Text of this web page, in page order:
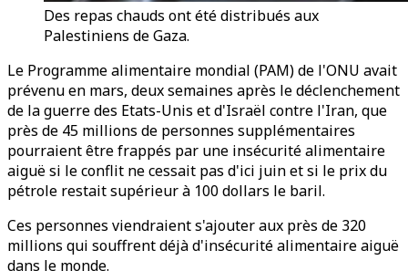
Des repas chauds ont été distribués aux
Palestiniens de Gaza.
Le Programme alimentaire mondial (PAM) de l'ONU avait
prévenu en mars, deux semaines après le déclenchement
de la guerre des Etats-Unis et d'Israël contre l'Iran, que
près de 45 millions de personnes supplémentaires
pourraient être frappés par une insécurité alimentaire
aiguë si le conflit ne cessait pas d'ici juin et si le prix du
pétrole restait supérieur à 100 dollars le baril.
Ces personnes viendraient s'ajouter aux près de 320
millions qui souffrent déjà d'insécurité alimentaire aiguë
dans le monde.